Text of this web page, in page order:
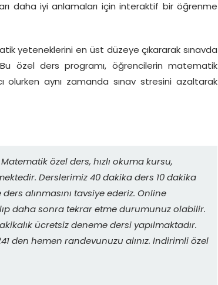
daha iyi anlamaları için interaktif bir öğrenme
yeteneklerini en üst düzeye çıkararak sınavda
Bu özel ders programı, öğrencilerin matematik
olurken aynı zamanda sınav stresini azaltarak
özel ders, hızlı okuma kursu,
Derslerimiz 40 dakika ders 10 dakika
alınmasını tavsiye ederiz. Online
daha sonra tekrar etme durumunuz olabilir.
ücretsiz deneme dersi yapılmaktadır.
den hemen randevunuzu alınız. İndirimli özel